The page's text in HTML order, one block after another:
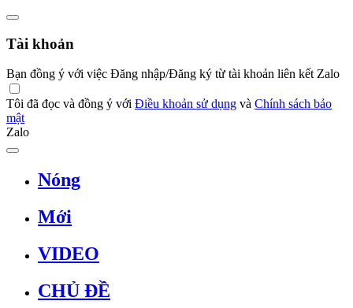
Tài khoản
Bạn đồng ý với việc Đăng nhập/Đăng ký từ tài khoản liên kết Zalo
Tôi đã đọc và đồng ý với Điều khoản sử dụng và Chính sách bảo
mật
Zalo
Nóng
Mới
VIDEO
CHỦ ĐỀ